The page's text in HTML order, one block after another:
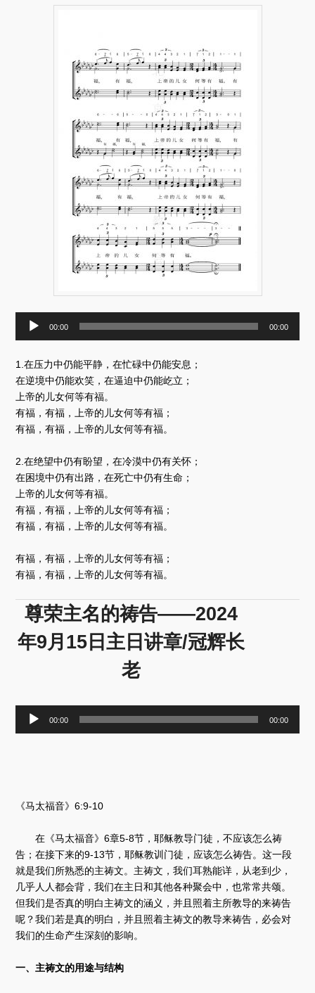
放
器
00:00 00:00
1.在压力中仍能平静，在忙碌中仍能安息；
在逆境中仍能欢笑，在逼迫中仍能屹立；
上帝的儿女何等有福。
有福，有福，上帝的儿女何等有福；
有福，有福，上帝的儿女何等有福。
2.在绝望中仍有盼望，在冷漠中仍有关怀；
在困境中仍有出路，在死亡中仍有生命；
上帝的儿女何等有福。
有福，有福，上帝的儿女何等有福；
有福，有福，上帝的儿女何等有福。
有福，有福，上帝的儿女何等有福；
有福，有福，上帝的儿女何等有福。
尊荣主名的祷告——2024
年9月15日主日讲章/冠辉长
老
00:00 00:00
《马太福音》6:9-10
在《马太福音》6章5-8节，耶稣教导门徒，不应该怎么祷
告；在接下来的9-13节，耶稣教训门徒，应该怎么祷告。这一段
就是我们所熟悉的主祷文。主祷文，我们耳熟能详，从老到少，
几乎人人都会背，我们在主日和其他各种聚会中，也常常共颂。
但我们是否真的明白主祷文的涵义，并且照着主所教导的来祷告
呢？我们若是真的明白，并且照着主祷文的教导来祷告，必会对
我们的生命产生深刻的影响。
一、主祷文的用途与结构